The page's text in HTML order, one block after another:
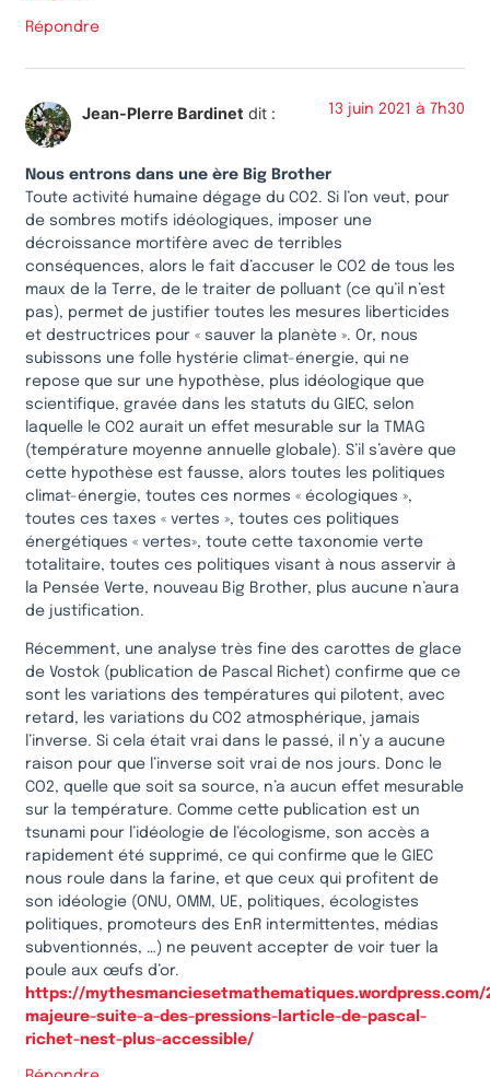
Répondre
Jean-PIerre Bardinet dit : 13 juin 2021 à 7h30
Nous entrons dans une ère Big Brother
Toute activité humaine dégage du CO2. Si l’on veut, pour
de sombres motifs idéologiques, imposer une
décroissance mortifère avec de terribles
conséquences, alors le fait d’accuser le CO2 de tous les
maux de la Terre, de le traiter de polluant (ce qu’il n’est
pas), permet de justifier toutes les mesures liberticides
et destructrices pour « sauver la planète ». Or, nous
subissons une folle hystérie climat-énergie, qui ne
repose que sur une hypothèse, plus idéologique que
scientifique, gravée dans les statuts du GIEC, selon
laquelle le CO2 aurait un effet mesurable sur la TMAG
(température moyenne annuelle globale). S’il s’avère que
cette hypothèse est fausse, alors toutes les politiques
climat-énergie, toutes ces normes « écologiques »,
toutes ces taxes « vertes », toutes ces politiques
énergétiques « vertes», toute cette taxonomie verte
totalitaire, toutes ces politiques visant à nous asservir à
la Pensée Verte, nouveau Big Brother, plus aucune n’aura
de justification.
Récemment, une analyse très fine des carottes de glace
de Vostok (publication de Pascal Richet) confirme que ce
sont les variations des températures qui pilotent, avec
retard, les variations du CO2 atmosphérique, jamais
l’inverse. Si cela était vrai dans le passé, il n’y a aucune
raison pour que l’inverse soit vrai de nos jours. Donc le
CO2, quelle que soit sa source, n’a aucun effet mesurable
sur la température. Comme cette publication est un
tsunami pour l’idéologie de l’écologisme, son accès a
rapidement été supprimé, ce qui confirme que le GIEC
nous roule dans la farine, et que ceux qui profitent de
son idéologie (ONU, OMM, UE, politiques, écologistes
politiques, promoteurs des EnR intermittentes, médias
subventionnés, …) ne peuvent accepter de voir tuer la
poule aux œufs d’or.
https://mythesmanciesetmathematiques.wordpress.com/
majeure-suite-a-des-pressions-larticle-de-pascal-
richet-nest-plus-accessible/